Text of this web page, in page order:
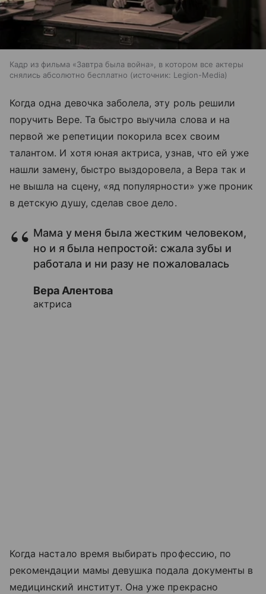
Кадр из фильма «Завтра была война», в котором все актеры
снялись абсолютно бесплатно
источник: Legion-Media
Когда одна девочка заболела, эту роль решили
поручить Вере. Та быстро выучила слова и на
первой же репетиции покорила всех своим
талантом. И хотя юная актриса, узнав, что ей уже
нашли замену, быстро выздоровела, а Вера так и
не вышла на сцену, «яд популярности» уже проник
в детскую душу, сделав свое дело.
Мама у меня была жестким человеком,
но и я была непростой: сжала зубы и
работала и ни разу не пожаловалась
Вера Алентова
актриса
Когда настало время выбирать профессию, по
рекомендации мамы девушка подала документы в
медицинский институт. Она уже прекрасно